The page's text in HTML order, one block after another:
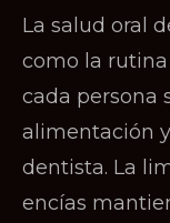
La salud oral
como la
cada persona
alimentación
dentista. La
encías